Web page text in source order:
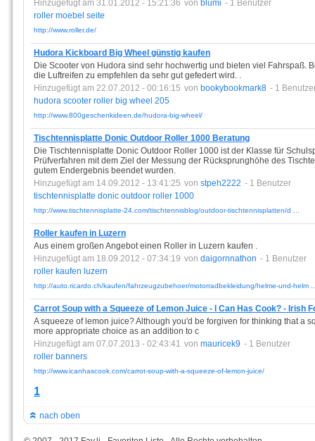
Hinzugefügt am 31.01.2012 - 15:21:36 von blumi - 1 Benutzer
roller moebel seite
http://www.roller.de/
Hudora Kickboard Big Wheel günstig kaufen
Die Scooter von Hudora sind sehr hochwertig und bieten viel Fahrspaß.
die Luftreifen zu empfehlen da sehr gut gefedert wird. .
Hinzugefügt am 22.07.2012 - 00:16:15 von bookybookmark8 - 1
hudora scooter roller big wheel 205
http://www.800geschenkideen.de/hudora-big-wheel/
Tischtennisplatte Donic Outdoor Roller 1000 Beratung
Die Tischtennisplatte Donic Outdoor Roller 1000 ist der Klasse für
Prüfverfahren mit dem Ziel der Messung der Rücksprunghöhe des
gutem Endergebnis beendet wurden.
Hinzugefügt am 14.09.2012 - 13:41:25 von stpeh2222 - 1 Benutzer
tischtennisplatte donic outdoor roller 1000
http://www.tischtennisplatte-24.com/tischtennisblog/outdoor-tischtennisplatten/d ...
Roller kaufen in Luzern
Aus einem großen Angebot einen Roller in Luzern kaufen .
Hinzugefügt am 18.09.2012 - 07:34:19 von daigornnathon - 1 Benutzer
roller kaufen luzern
http://auto.ricardo.ch/kaufen/fahrzeugzubehoer/motorradbekleidung/helme-und-helm
Carrot Soup with a Squeeze of Lemon Juice - I Can Has Cook? - Irish
A squeeze of lemon juice? Although you'd be forgiven for thinking that a
more appropriate choice as an addition to c
Hinzugefügt am 07.07.2013 - 02:43:41 von mauricek9 - 1 Benutzer
roller banners
http://www.icanhascook.com/carrot-soup-with-a-squeeze-of-lemon-juice/
1
nach oben